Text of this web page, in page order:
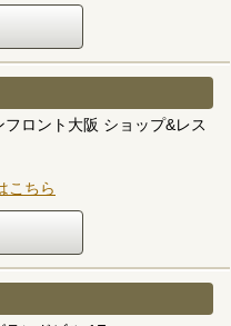
ロント大阪 ショップ&レス
こちら